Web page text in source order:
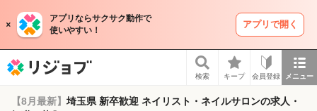
アプリならサクサク動作で
使いやすい！
アプリで開く
検索 キープ 会員登録 メニュー
【8月最新】 埼玉県 新卒歓迎 ネイリスト・ネイルサロンの求人・